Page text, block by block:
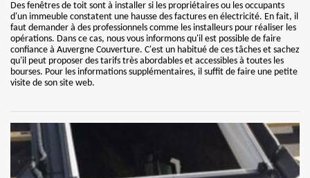
Des fenêtres de toit sont à installer si les propriétaires ou les occupants
d'un immeuble constatent une hausse des factures en électricité. En fait, il
faut demander à des professionnels comme les installeurs pour réaliser les
opérations. Dans ce cas, nous vous informons qu'il est possible de faire
confiance à Auvergne Couverture. C'est un habitué de ces tâches et sachez
qu'il peut proposer des tarifs très abordables et accessibles à toutes les
bourses. Pour les informations supplémentaires, il suffit de faire une petite
visite de son site web.